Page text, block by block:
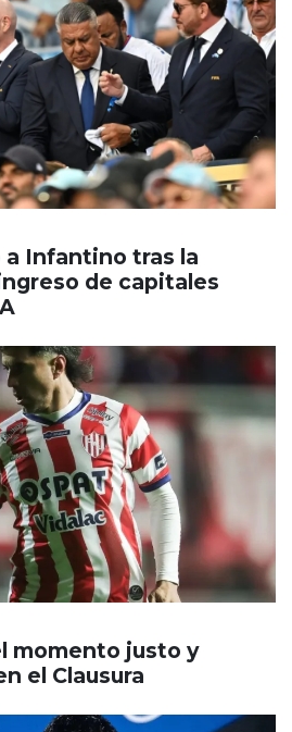
a Infantino tras la
de capitales
momento justo y
el Clausura